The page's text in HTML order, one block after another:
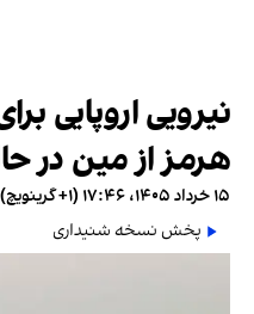
نیرویی اروپایی
هرمز از مین در
۱۵ خرداد ۱۴۰۵، ۱۷:۴۶ (‎+۱ گرینویچ)
پخش نسخه شنیداری